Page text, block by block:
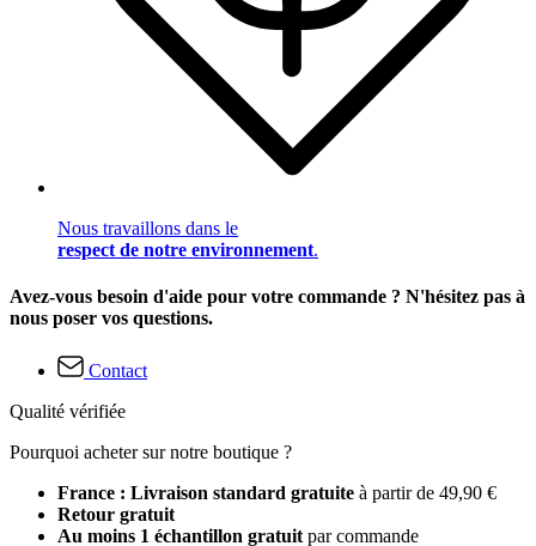
Nous travaillons dans le
respect de notre environnement.
Avez-vous besoin d'aide pour votre commande ? N'hésitez pas à
nous poser vos questions.
Contact
Qualité vérifiée
Pourquoi acheter sur notre boutique ?
France : Livraison standard gratuite à partir de 49,90 €
Retour gratuit
Au moins 1 échantillon gratuit par commande